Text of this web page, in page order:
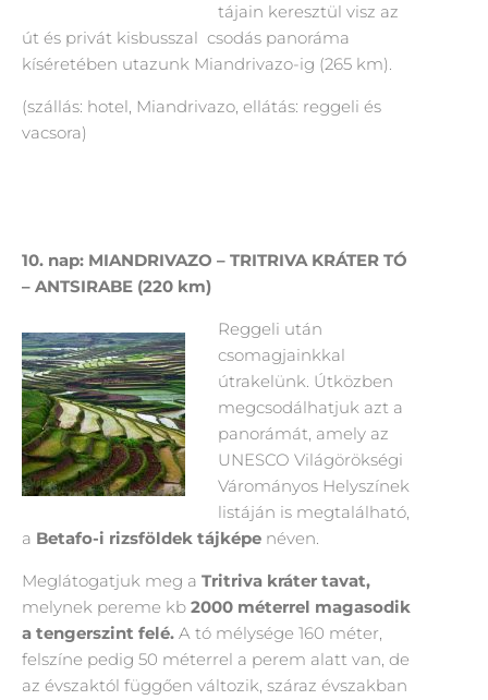
tájain keresztül visz az
út és privát kisbusszal csodás panoráma
kíséretében utazunk Miandrivazo-ig (265 km).
(szállás: hotel, Miandrivazo, ellátás: reggeli és
vacsora)
10. nap: MIANDRIVAZO – TRITRIVA KRÁTER TÓ
– ANTSIRABE (220 km)
Reggeli után
csomagjainkkal
útrakelünk. Útközben
megcsodálhatjuk azt a
panorámát, amely az
UNESCO Világörökségi
Várományos Helyszínek
listáján is megtalálható,
a Betafo-i rizsföldek tájképe néven.
Meglátogatjuk meg a Tritriva kráter tavat,
melynek pereme kb 2000 méterrel magasodik
a tengerszint felé. A tó mélysége 160 méter,
felszíne pedig 50 méterrel a perem alatt van, de
az évszaktól függően változik, száraz évszakban